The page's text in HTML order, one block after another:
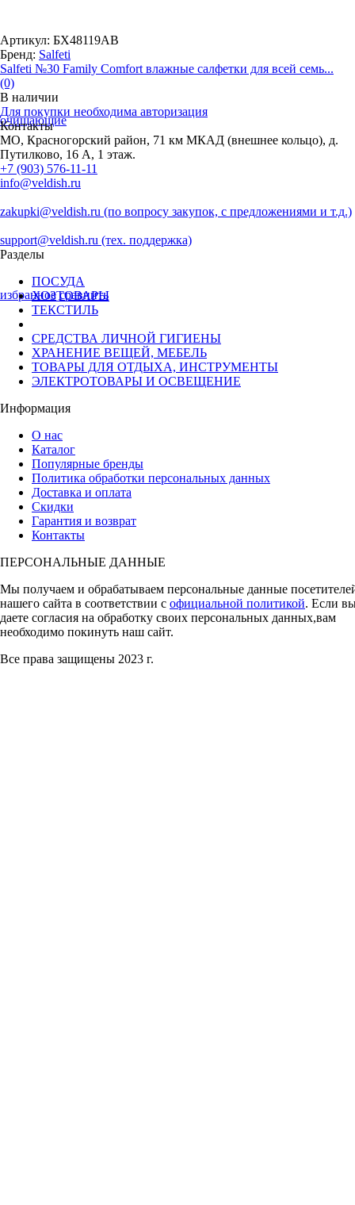
избранное сравнить
Артикул: БХ48119АВ
Бренд: Salfeti
Salfeti №30 Family Comfort влажные салфетки для всей семь...
(0)
В наличии
Для покупки необходима авторизация
Контакты
МО, Красногорский район, 71 км МКАД (внешнее кольцо), д.
Путилково, 16 А, 1 этаж.
+7 (903) 576-11-11
info@veldish.ru
zakupki@veldish.ru (по вопросу закупок, с предложениями и т.д.)
support@veldish.ru (тех. поддержка)
Разделы
ПОСУДА
ХОЗТОВАРЫ
ТЕКСТИЛЬ
СРЕДСТВА ЛИЧНОЙ ГИГИЕНЫ
ХРАНЕНИЕ ВЕЩЕЙ, МЕБЕЛЬ
ТОВАРЫ ДЛЯ ОТДЫХА, ИНСТРУМЕНТЫ
ЭЛЕКТРОТОВАРЫ И ОСВЕЩЕНИЕ
Информация
О нас
Каталог
Популярные бренды
Политика обработки персональных данных
Доставка и оплата
Скидки
Гарантия и возврат
Контакты
ПЕРСОНАЛЬНЫЕ ДАННЫЕ
Мы получаем и обрабатываем персональные данные
нашего сайта в соответствии с официальной политикой. Если
даете согласия на обработку своих персональных данных,вам
необходимо покинуть наш сайт.
Все права защищены 2023 г.